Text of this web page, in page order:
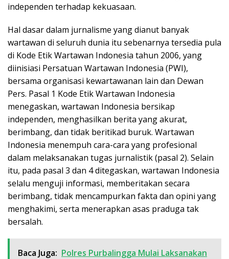
independen terhadap kekuasaan.
Hal dasar dalam jurnalisme yang dianut banyak
wartawan di seluruh dunia itu sebenarnya tersedia pula
di Kode Etik Wartawan Indonesia tahun 2006, yang
diinisiasi Persatuan Wartawan Indonesia (PWI),
bersama organisasi kewartawanan lain dan Dewan
Pers. Pasal 1 Kode Etik Wartawan Indonesia
menegaskan, wartawan Indonesia bersikap
independen, menghasilkan berita yang akurat,
berimbang, dan tidak beritikad buruk. Wartawan
Indonesia menempuh cara-cara yang profesional
dalam melaksanakan tugas jurnalistik (pasal 2). Selain
itu, pada pasal 3 dan 4 ditegaskan, wartawan Indonesia
selalu menguji informasi, memberitakan secara
berimbang, tidak mencampurkan fakta dan opini yang
menghakimi, serta menerapkan asas praduga tak
bersalah.
Baca Juga: Polres Purbalingga Mulai Laksanakan